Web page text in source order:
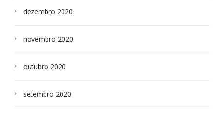
dezembro 2020
novembro 2020
outubro 2020
setembro 2020